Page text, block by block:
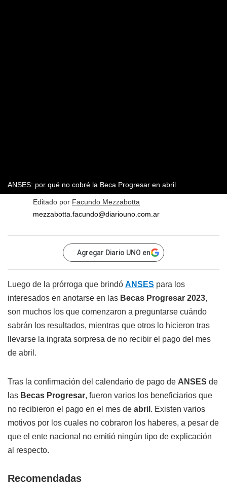
ANSES: por qué no cobré la Beca Progresar en abril
Editado por Facundo Mezzabotta
mezzabotta.facundo@diariouno.com.ar
Agregar Diario UNO en
Luego de la prórroga que brindó ANSES para los
interesados en anotarse en las Becas Progresar 2023,
son muchos los que comenzaron a preguntarse cuándo
sabrán los resultados, mientras que otros lo hicieron tras
llevarse la ingrata sorpresa de no recibir el pago del mes
de abril.
Tras la confirmación del calendario de pago de ANSES de
las Becas Progresar, fueron varios los beneficiarios que
no recibieron el pago en el mes de abril . Existen varios
motivos por los cuales no cobraron los haberes, a pesar de
que el ente nacional no emitió ningún tipo de explicación
al respecto.
Recomendadas